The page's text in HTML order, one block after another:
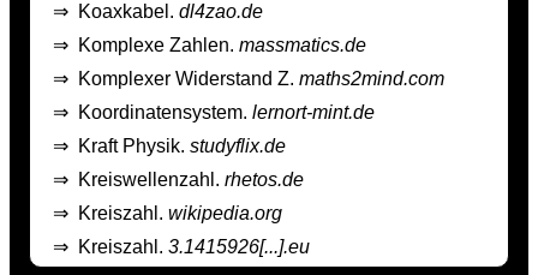
⇒ Koaxkabel. dl4zao.de
⇒ Komplexe Zahlen. massmatics.de
⇒ Komplexer Widerstand Z. maths2mind.com
⇒ Koordinatensystem. lernort-mint.de
⇒ Kraft Physik. studyflix.de
⇒ Kreiswellenzahl. rhetos.de
⇒ Kreiszahl. wikipedia.org
⇒ Kreiszahl. 3.1415926[...].eu